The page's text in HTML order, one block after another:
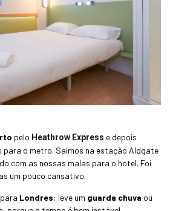
pelo Heathrow Express e depois
para o metro. Saímos na estação Aldgate
com as nossas malas para o hotel. Foi
um pouco cansativo.
Londres: leve um guarda chuva ou